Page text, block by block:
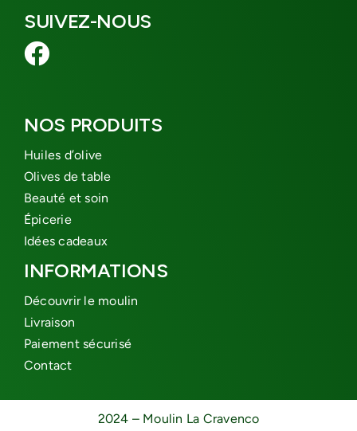
SUIVEZ-NOUS
NOS PRODUITS
Huiles d’olive
Olives de table
Beauté et soin
Épicerie
Idées cadeaux
INFORMATIONS
Découvrir le moulin
Livraison
Paiement sécurisé
Contact
2024 – Moulin La Cravenco